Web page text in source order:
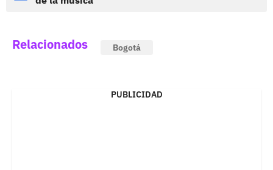
Relacionados Bogotá
PUBLICIDAD